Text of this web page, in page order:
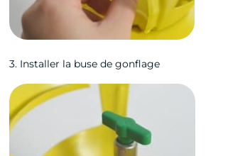
3. Installer la buse de gonflage